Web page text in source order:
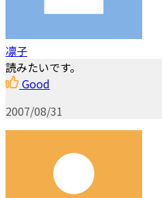
凛子
読みたいです。
Good
2007/08/31